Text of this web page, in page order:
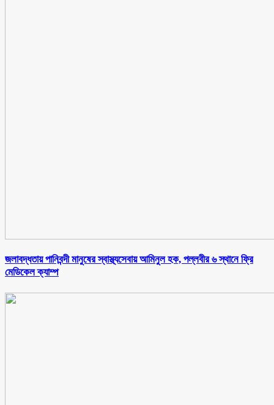
জলাবদ্ধতায় পানিবন্দী মানুষের স্বাস্থ্যসেবায় আমিনুল হক, পল্লবীর ৬ স্থানে ফ্রি
মেডিকেল ক্যাম্প